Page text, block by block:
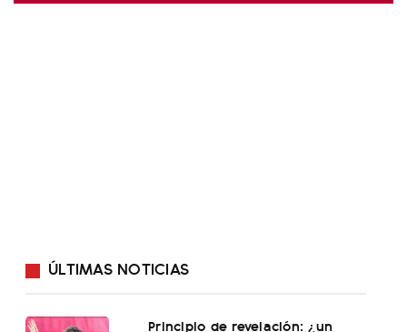
ÚLTIMAS NOTICIAS
Principio de revelación: ¿un